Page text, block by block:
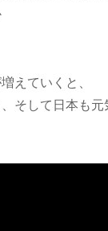
えていくと、
そして日本も